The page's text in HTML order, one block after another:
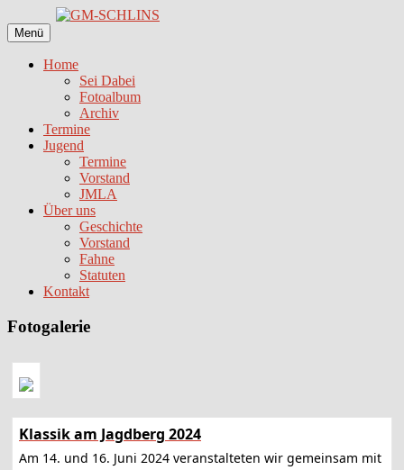
Inhalt
springen
Menü
Home
Sei Dabei
Fotoalbum
Archiv
Termine
Jugend
Termine
Vorstand
JMLA
Über uns
Geschichte
Vorstand
Fahne
Statuten
Kontakt
Fotogalerie
Klassik am Jagdberg 2024
Am 14. und 16. Juni 2024 veranstalteten wir gemeinsam mit